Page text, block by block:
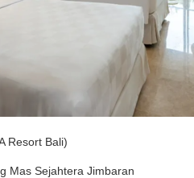
Resort Bali)
Mas Sejahtera Jimbaran